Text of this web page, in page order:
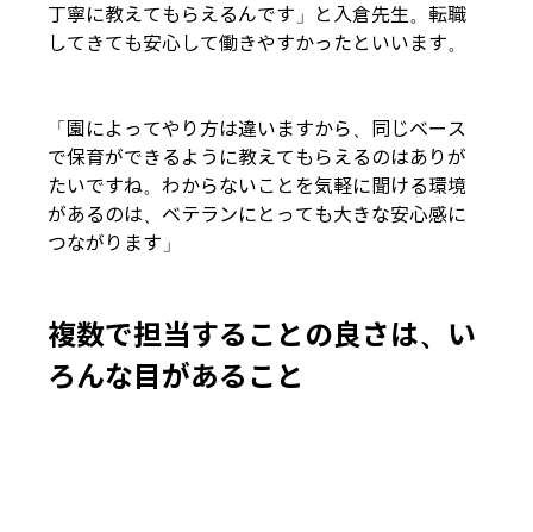
丁寧に教えてもらえるんです」と入倉先生。転職
してきても安心して働きやすかったといいます。
「園によってやり方は違いますから、同じベース
で保育ができるように教えてもらえるのはありが
たいですね。わからないことを気軽に聞ける環境
があるのは、ベテランにとっても大きな安心感に
つながります」
複数で担当することの良さは、い
ろんな目があること